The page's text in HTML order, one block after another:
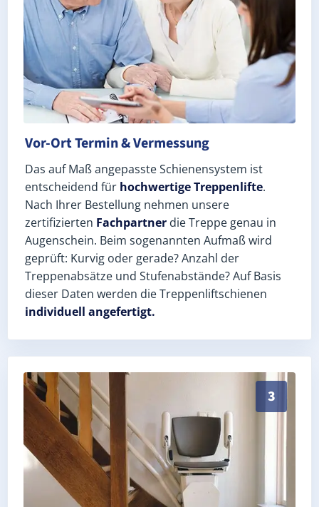
Vor-Ort Termin & Vermessung
Das auf Maß angepasste Schienensystem ist
entscheidend für hochwertige Treppenlifte.
Nach Ihrer Bestellung nehmen unsere
zertifizierten Fachpartner die Treppe genau in
Augenschein. Beim sogenannten Aufmaß wird
geprüft: Kurvig oder gerade? Anzahl der
Treppenabsätze und Stufenabstände? Auf Basis
dieser Daten werden die Treppenliftschienen
individuell angefertigt.
3
Schneller, sauberer Einbau durch zertifizierte